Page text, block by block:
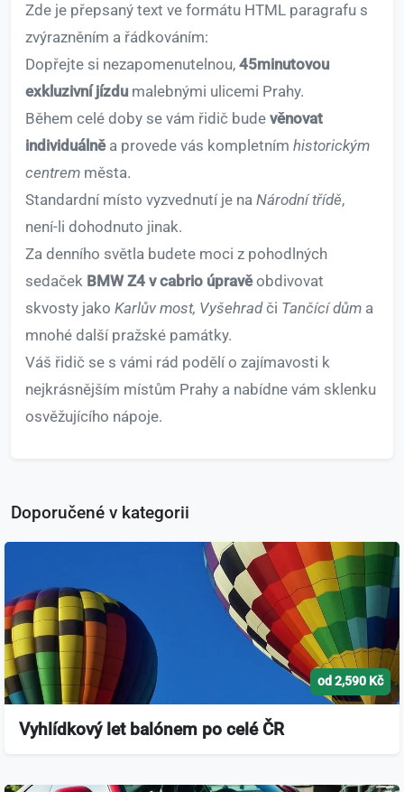
Zde je přepsaný text ve formátu HTML paragrafu s
zvýrazněním a řádkováním:
Dopřejte si nezapomenutelnou, 45minutovou
exkluzivní jízdu malebnými ulicemi Prahy.
Během celé doby se vám řidič bude věnovat
individuálněa provede vás kompletním historickým
centrem města.
Standardní místo vyzvednutí je na Národní třídě,
není-li dohodnuto jinak.
Za denního světla budete moci z pohodlných
sedaček BMW Z4 v cabrio úpravěobdivovat
skvosty jako Karlův most, Vyšehradči Tančící dům a
mnohé další pražské památky.
Váš řidič se s vámi rád podělí o zajímavosti k
nejkrásnějším místům Prahy a nabídne vám sklenku
osvěžujícího nápoje.
Doporučené v kategorii
od 2,590 Kč
Vyhlídkový let balónem po celé ČR